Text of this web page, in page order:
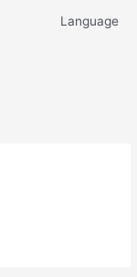
Language